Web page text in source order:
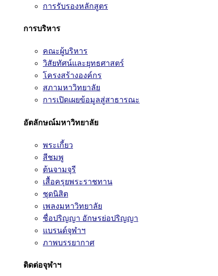
การรับรองหลักสูตร
การบริหาร
คณะผู้บริหาร
วิสัยทัศน์และยุทธศาสตร์
โครงสร้างองค์กร
สภามหาวิทยาลัย
การเปิดเผยข้อมูลสู่สาธารณะ
อัตลักษณ์มหาวิทยาลัย
พระเกี้ยว
สีชมพู
ต้นจามจุรี
เสื้อครุยพระราชทาน
ชุดนิสิต
เพลงมหาวิทยาลัย
ชื่อปริญญา อักษรย่อปริญญา
แบรนด์จุฬาฯ
ภาพบรรยากาศ
ติดต่อจุฬาฯ